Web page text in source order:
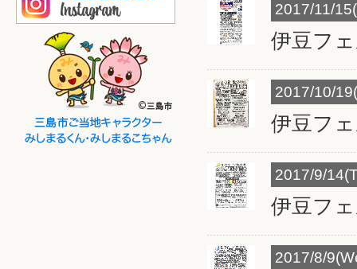
2017/11/
伊豆フ
2017/10/
伊豆フ
2017/9/
伊豆フ
2017/8/